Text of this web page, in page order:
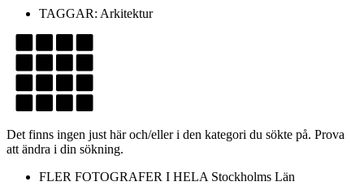
TAGGAR: Arkitektur
Det finns ingen just här och/eller i den kategori du sökte på. Prova
att ändra i din sökning.
FLER FOTOGRAFER I HELA Stockholms Län